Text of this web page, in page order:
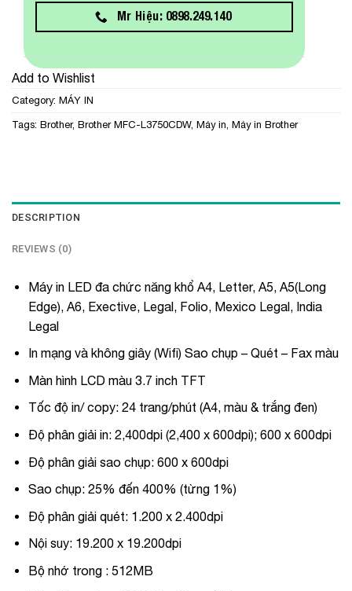
Mr Hiệu: 0898.249.140
Add to Wishlist
Category: MÁY IN
Tags: Brother, Brother MFC-L3750CDW, Máy in Máy in Brother
DESCRIPTION
REVIEWS (0)
Máy in LED đa chức năng khổ A4, Letter, A5, A5(Long
Edge), A6, Exective, Legal, Folio, Mexico Legal, India
Legal
In mạng và không giây (Wifi) Sao chụp – Quét – Fax màu
Màn hình LCD màu 3.7 inch TFT
Tốc độ in/ copy: 24 trang/phút (A4, màu & trắng đen)
Độ phân giải in: 2,400dpi (2,400 x 600dpi); 600 x 600dpi
Độ phân giải sao chụp: 600 x 600dpi
Sao chụp: 25% đến 400% (từng 1%)
Độ phân giải quét: 1.200 x 2.400dpi
Nội suy: 19.200 x 19.200dpi
Bộ nhớ trong : 512MB